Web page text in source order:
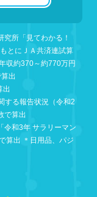
がん
病
中
瘍